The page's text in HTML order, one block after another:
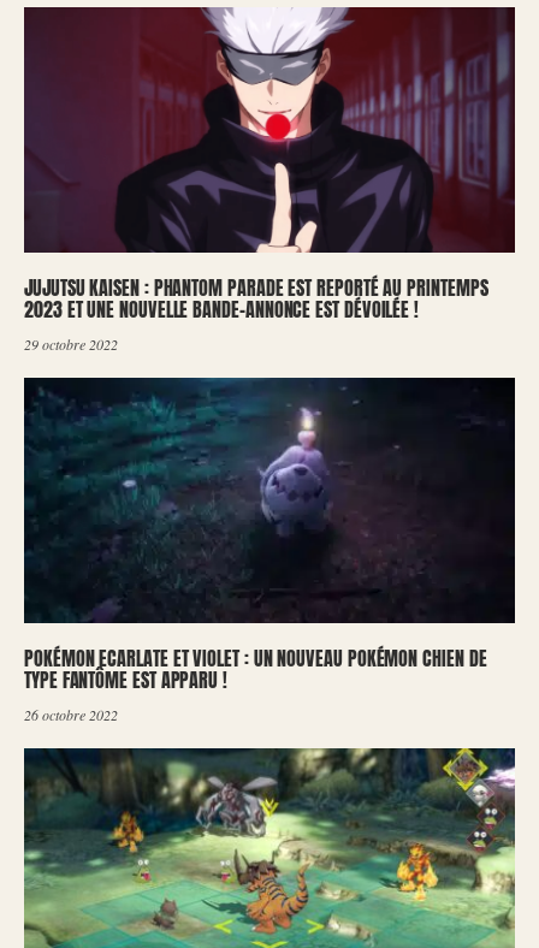
JUJUTSU KAISEN : PHANTOM PARADE EST REPORTÉ AU PRINTEMPS
2023 ET UNE NOUVELLE BANDE-ANNONCE EST DÉVOILÉE !
29 octobre 2022
POKÉMON ECARLATE ET VIOLET : UN NOUVEAU POKÉMON CHIEN DE
TYPE FANTÔME EST APPARU !
26 octobre 2022